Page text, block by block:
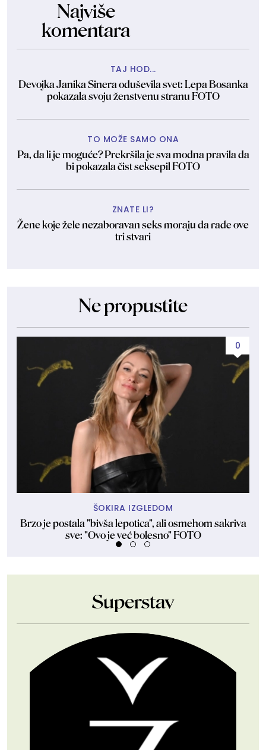
Najviše
komentara
TAJ HOD...
Devojka Janika Sinera oduševila svet: Lepa Bosanka
pokazala svoju ženstvenu stranu FOTO
TO MOŽE SAMO ONA
Pa, da li je moguće? Prekršila je sva modna pravila da
bi pokazala čist seksepil FOTO
ZNATE LI?
Žene koje žele nezaboravan seks moraju da rade ove
tri stvari
Ne propustite
0
ŠOKIRA IZGLEDOM
Brzo je postala "bivša lepotica", ali osmehom sakriva
sve: "Ovo je već bolesno" FOTO
Superstav